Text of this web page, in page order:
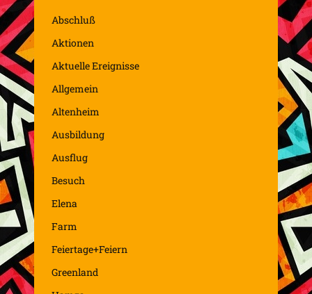
Abschluß
Aktionen
Aktuelle Ereignisse
Allgemein
Altenheim
Ausbildung
Ausflug
Besuch
Elena
Farm
Feiertage+Feiern
Greenland